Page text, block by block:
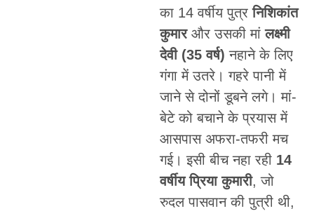
का 14 वर्षीय पुत्रनिशिकांत
कुमारऔर उसकी मांलक्ष्मी
देवी (35 वर्ष) नहाने के लिए
गंगा में उतरे। गहरे पानी में
जाने से दोनों डूबने लगे। मां-
बेटे को बचाने के प्रयास में
आसपास अफरा-तफरी मच
गई। इसी बीच नहा रही 14
वर्षीय प्रिया कुमारी, जो
रुदल पासवान की पुत्री थी,